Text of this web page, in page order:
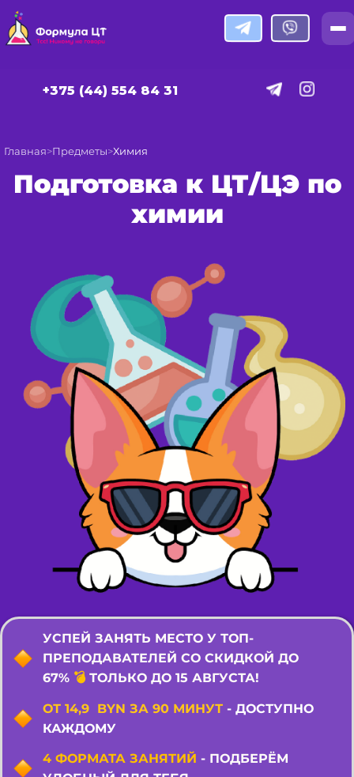
+375 (44) 554 84 31
Главная Предметы Химия
Подготовка к ЦТ/ЦЭ по
химии
УСПЕЙ ЗАНЯТЬ МЕСТО У ТОП-
ПРЕПОДАВАТЕЛЕЙ СО СКИДКОЙ ДО
67% 💣 ТОЛЬКО ДО 15 АВГУСТА!
ОТ 14,9 BYN ЗА 90 МИНУТ - ДОСТУПНО
КАЖДОМУ
4 ФОРМАТА ЗАНЯТИЙ - ПОДБЕРËМ